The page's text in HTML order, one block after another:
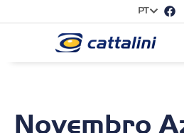
PT
Novembro